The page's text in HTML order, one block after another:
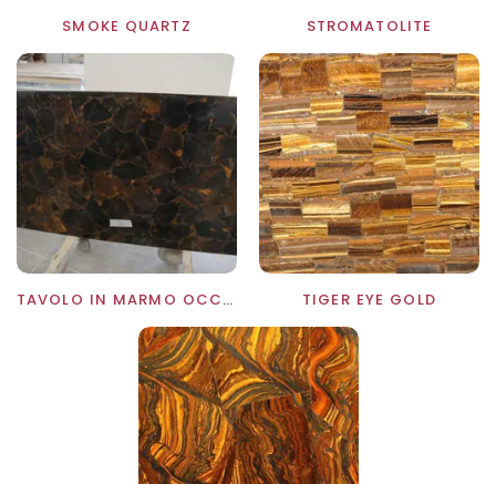
SMOKE QUARTZ STROMATOLITE
TAVOLO IN MARMO OCCHIO DI TIGRE TIGER EYE GOLD